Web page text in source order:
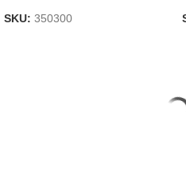
SKU: 350300